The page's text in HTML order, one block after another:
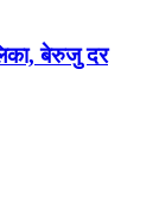
बेरुजु दर